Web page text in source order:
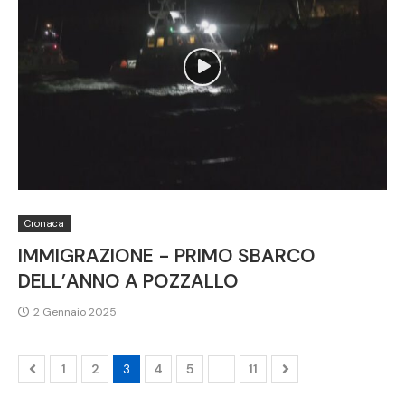
Cronaca
IMMIGRAZIONE - PRIMO SBARCO
DELL’ANNO A POZZALLO
2 Gennaio 2025
1 2 3 4 5 … 11